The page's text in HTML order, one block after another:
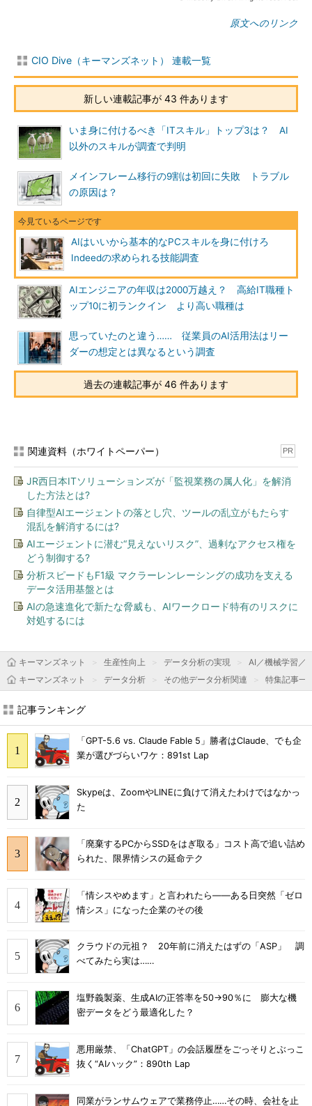
原文へのリンク
CIO Dive（キーマンズネット） 連載一覧
新しい連載記事が 43 件あります
いま身に付けるべき「ITスキル」トップ3は？ AI
以外のスキルが調査で判明
メインフレーム移行の9割は初回に失敗 トラブル
の原因は？
AIはいいから基本的なPCスキルを身に付けろ
Indeedの求められる技能調査
AIエンジニアの年収は2000万越え？ 高給IT職種ト
ップ10に初ランクイン より高い職種は
思っていたのと違う…… 従業員のAI活用法はリー
ダーの想定とは異なるという調査
過去の連載記事が 46 件あります
関連資料（ホワイトペーパー） PR
JR西日本ITソリューションズが「監視業務の属人化」を解消
した方法とは?
自律型AIエージェントの落とし穴、ツールの乱立がもたらす
混乱を解消するには?
AIエージェントに潜む“見えないリスク”、過剰なアクセス権を
どう制御する?
分析スピードもF1級 マクラーレンレーシングの成功を支える
データ活用基盤とは
AIの急速進化で新たな脅威も、AIワークロード特有のリスクに
対処するには
キーマンズネット 生産性向上 データ分析の実現
AI／機械学習／
キーマンズネット
データ分析 その他データ分析関連 特集記事一
記事ランキング
「GPT-5.6 vs. Claude Fable 5」勝者はClaude、でも企
業が選びづらいワケ：891st Lap
Skypeは、ZoomやLINEに負けて消えたわけではなかっ
た
「廃棄するPCからSSDをはぎ取る」コスト高で追い詰め
られた、限界情シスの延命テク
「情シスやめます」と言われたら――ある日突然「ゼロ
情シス」になった企業のその後
クラウドの元祖？ 20年前に消えたはずの「ASP」 調
べてみたら実は……
塩野義製薬、生成AIの正答率を50→90％に 膨大な機
密データをどう最適化した？
悪用厳禁、「ChatGPT」の会話履歴をごっそりとぶっこ
抜く“AIハック”：890th Lap
同業がランサムウェアで業務停止……その時、会社を止